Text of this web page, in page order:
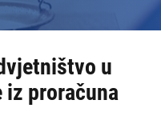
u
proračuna